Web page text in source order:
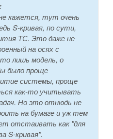
кажется, тут очень
S-кривая, по сути,
ТС. Это даже не
на осях с
лишь модель, о
было проще
системы, проще
как-то учитывать
Но это отнюдь не
на бумаге и уж тем
отстаивать как "для
S-кривая".